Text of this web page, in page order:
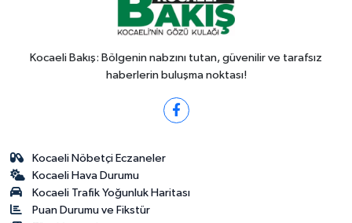
Kocaeli Bakış: Bölgenin nabzını tutan, güvenilir ve tarafsız
haberlerin buluşma noktası!
Kocaeli Nöbetçi Eczaneler
Kocaeli Hava Durumu
Kocaeli Trafik Yoğunluk Haritası
Puan Durumu ve Fikstür